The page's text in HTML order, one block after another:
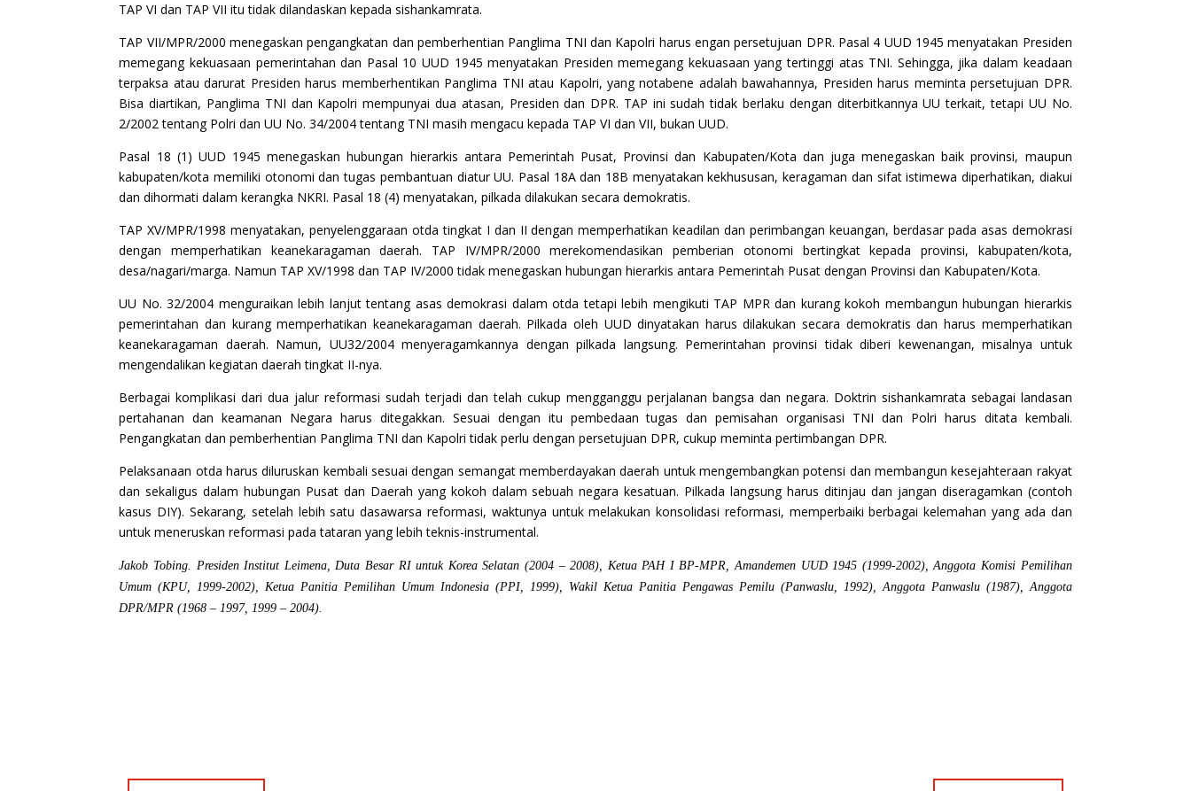
TAP VI dan TAP VII itu tidak dilandaskan kepada sishankamrata.
TAP VII/MPR/2000 menegaskan pengangkatan dan pemberhentian Panglima TNI dan Kapolri harus engan persetujuan DPR. Pasal 4 UUD 1945 menyatakan Presiden
memegang kekuasaan pemerintahan dan Pasal 10 UUD 1945 menyatakan Presiden memegang kekuasaan yang tertinggi atas TNI. Sehingga, jika dalam keadaan
terpaksa atau darurat Presiden harus memberhentikan Panglima TNI atau Kapolri, yang notabene adalah bawahannya, Presiden harus meminta persetujuan DPR.
Bisa diartikan, Panglima TNI dan Kapolri mempunyai dua atasan, Presiden dan DPR. TAP ini sudah tidak berlaku dengan diterbitkannya UU terkait, tetapi UU No.
2/2002 tentang Polri dan UU No. 34/2004 tentang TNI masih mengacu kepada TAP VI dan VII, bukan UUD.
Pasal 18 (1) UUD 1945 menegaskan hubungan hierarkis antara Pemerintah Pusat, Provinsi dan Kabupaten/Kota dan juga menegaskan baik provinsi, maupun
kabupaten/kota memiliki otonomi dan tugas pembantuan diatur UU. Pasal 18A dan 18B menyatakan kekhususan, keragaman dan sifat istimewa diperhatikan, diakui
dan dihormati dalam kerangka NKRI. Pasal 18 (4) menyatakan, pilkada dilakukan secara demokratis.
TAP XV/MPR/1998 menyatakan, penyelenggaraan otda tingkat I dan II dengan memperhatikan keadilan dan perimbangan keuangan, berdasar pada asas demokrasi
dengan memperhatikan keanekaragaman daerah. TAP IV/MPR/2000 merekomendasikan pemberian otonomi bertingkat kepada provinsi, kabupaten/kota,
desa/nagari/marga. Namun TAP XV/1998 dan TAP IV/2000 tidak menegaskan hubungan hierarkis antara Pemerintah Pusat dengan Provinsi dan Kabupaten/Kota.
UU No. 32/2004 menguraikan lebih lanjut tentang asas demokrasi dalam otda tetapi lebih mengikuti TAP MPR dan kurang kokoh membangun hubungan hierarkis
pemerintahan dan kurang memperhatikan keanekaragaman daerah. Pilkada oleh UUD dinyatakan harus dilakukan secara demokratis dan harus memperhatikan
keanekaragaman daerah. Namun, UU32/2004 menyeragamkannya dengan pilkada langsung. Pemerintahan provinsi tidak diberi kewenangan, misalnya untuk
mengendalikan kegiatan daerah tingkat II-nya.
Berbagai komplikasi dari dua jalur reformasi sudah terjadi dan telah cukup mengganggu perjalanan bangsa dan negara. Doktrin sishankamrata sebagai landasan
pertahanan dan keamanan Negara harus ditegakkan. Sesuai dengan itu pembedaan tugas dan pemisahan organisasi TNI dan Polri harus ditata kembali.
Pengangkatan dan pemberhentian Panglima TNI dan Kapolri tidak perlu dengan persetujuan DPR, cukup meminta pertimbangan DPR.
Pelaksanaan otda harus diluruskan kembali sesuai dengan semangat memberdayakan daerah untuk mengembangkan potensi dan membangun kesejahteraan rakyat
dan sekaligus dalam hubungan Pusat dan Daerah yang kokoh dalam sebuah negara kesatuan. Pilkada langsung harus ditinjau dan jangan diseragamkan (contoh
kasus DIY). Sekarang, setelah lebih satu dasawarsa reformasi, waktunya untuk melakukan konsolidasi reformasi, memperbaiki berbagai kelemahan yang ada dan
untuk meneruskan reformasi pada tataran yang lebih teknis-instrumental.
Jakob Tobing. Presiden Institut Leimena, Duta Besar RI untuk Korea Selatan (2004 – 2008), Ketua PAH I BP-MPR, Amandemen UUD 1945 (1999-2002), Anggota Komisi Pemilihan
Umum (KPU, 1999-2002), Ketua Panitia Pemilihan Umum Indonesia (PPI, 1999), Wakil Ketua Panitia Pengawas Pemilu (Panwaslu, 1992), Anggota Panwaslu (1987), Anggota
DPR/MPR (1968 – 1997, 1999 – 2004).